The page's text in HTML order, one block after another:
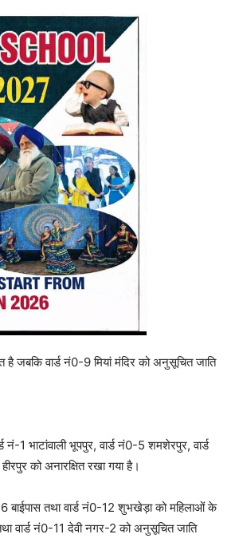
है जबकि वार्ड नं0-9 मियां मंदिर को अनुसूचित जाति
नं-1 भाटांवाली भूपपुर, वार्ड नं0-5 शमशेरपुर, वार्ड
को अनारक्षित रखा गया है।
6 बाईपास तथा वार्ड नं0-12 शुभखेड़ा को महिलाओं के
वार्ड नं0-11 देवी नगर-2 को अनुसूचित जाति